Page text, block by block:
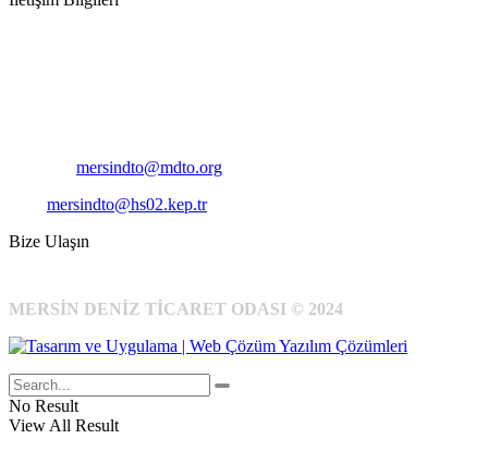
mersindto@mdto.org
mersindto@hs02.kep.tr
Bize Ulaşın
MERSİN DENİZ TİCARET ODASI © 2024
No Result
View All Result